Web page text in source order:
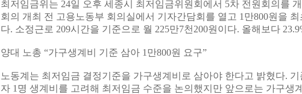
최저임금위는 24일 오후 세종시 최저임금위원회에서 5차 전원회의를
회의 개최 전 고용노동부 회의실에서 기자간담회를 열고 1만800원을
다. 소정근로 209시간을 기준으로 월 225만7천200원이다. 올해보다
양대 노총 “가구생계비 기준 삼아 1만800원 요구”
노동계는 최저임금 결정기준을 가구생계비로 삼아야 한다고 밝혔다.
자 1명 생계비를 고려해 최저임금 수준을 논의했지만 앞으로는 가구생